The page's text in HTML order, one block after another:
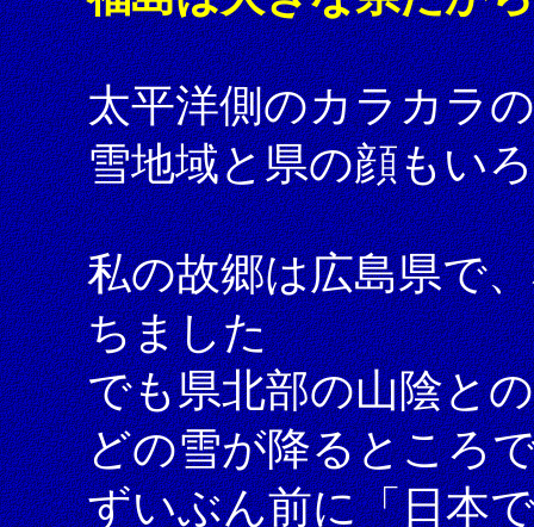
太平洋側のカラカラ
雪地域と県の顔もい
私の故郷は広島県で
ちました
でも県北部の山陰と
どの雪が降るところ
ずいぶん前に「日本